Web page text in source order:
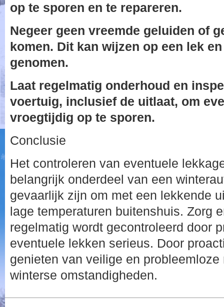
op te sporen en te repareren.
Negeer geen vreemde geluiden of
komen. Dit kan wijzen op een lek
genomen.
Laat regelmatig onderhoud en
voertuig, inclusief de uitlaat, om
vroegtijdig op te sporen.
Conclusie
Het controleren van eventuele
belangrijk onderdeel van een
gevaarlijk zijn om met een lekkende
lage temperaturen buitenshuis. Zorg
regelmatig wordt gecontroleerd door
eventuele lekken serieus. Door
genieten van veilige en
winterse omstandigheden.